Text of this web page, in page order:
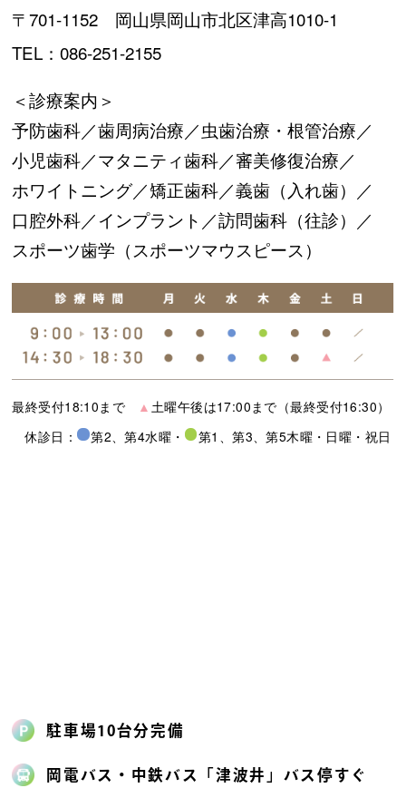
〒701-1152 岡山県岡山市北区津高1010-1
TEL：086-251-2155
＜診療案内＞
予防歯科／歯周病治療／虫歯治療・根管治療／
小児歯科／マタニティ歯科／審美修復治療／
ホワイトニング／矯正歯科／義歯（入れ歯）／
口腔外科／インプラント／訪問歯科（往診）／
スポーツ歯学（スポーツマウスピース）
最終受付18:10まで ▲ 土曜午後は17:00まで（最終受付16:30）
休診日：
第2、第4水曜 ・ 第1、第3、第5木曜 ・ 日曜・祝日
駐車場10台分完備
岡電バス・中鉄バス「津波井」バス停すぐ